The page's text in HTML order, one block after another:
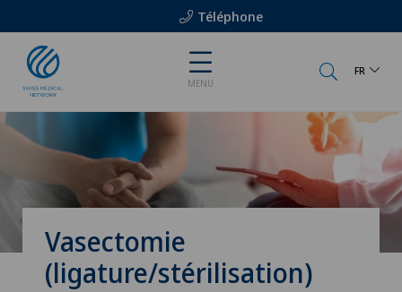
Téléphone
MENU
FR
Vasectomie
(ligature/stérilisation)